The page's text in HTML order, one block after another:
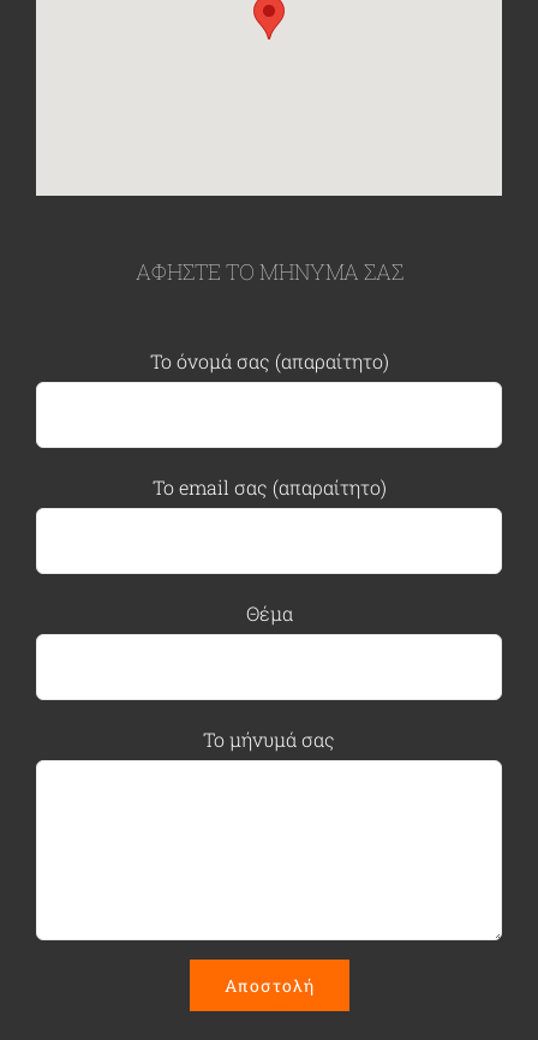
ΑΦΗΣΤΕ ΤΟ ΜΗΝΥΜΑ ΣΑΣ
Το όνομά σας (απαραίτητο)
Το email σας (απαραίτητο)
Θέμα
Το μήνυμά σας